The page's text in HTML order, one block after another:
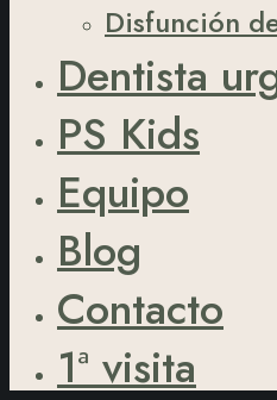
Disfunción
Dentista
PS Kids
Equipo
Blog
Contacto
1ª visita